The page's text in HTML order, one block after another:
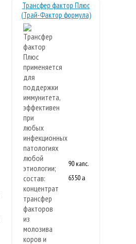
Трансфер фактор Плюс
(Трай-Фактор формула)
90 капс.
Новая
6350a